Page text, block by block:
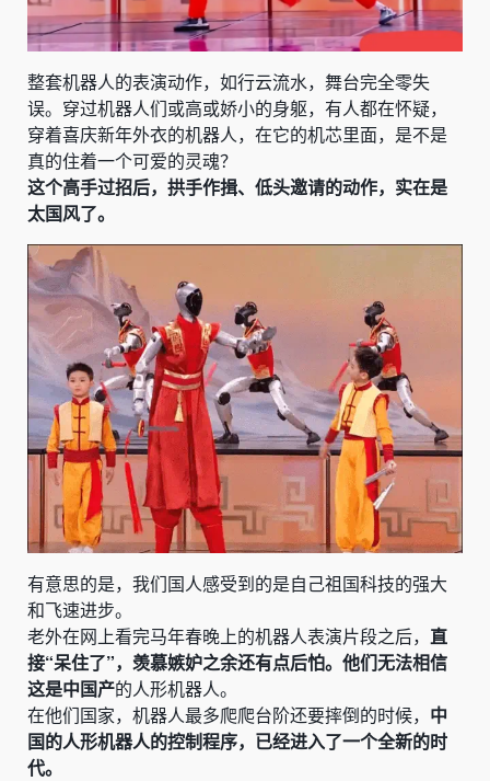
整套机器人的表演动作，如行云流水，舞台完全零失
误。穿过机器人们或高或娇小的身躯，有人都在怀疑，
穿着喜庆新年外衣的机器人，在它的机芯里面，是不是
真的住着一个可爱的灵魂？
这个高手过招后，拱手作揖、低头邀请的动作，实在是
太国风了。
有意思的是，我们国人感受到的是自己祖国科技的强大
和飞速进步。
老外在网上看完马年春晚上的机器人表演片段之后， 直
接“呆住了”，羡慕嫉妒之余还有点后怕。他们无法相信
这是中国产的人形机器人。
在他们国家，机器人最多爬爬台阶还要摔倒的时候， 中
国的人形机器人的控制程序，已经进入了一个全新的时
代。